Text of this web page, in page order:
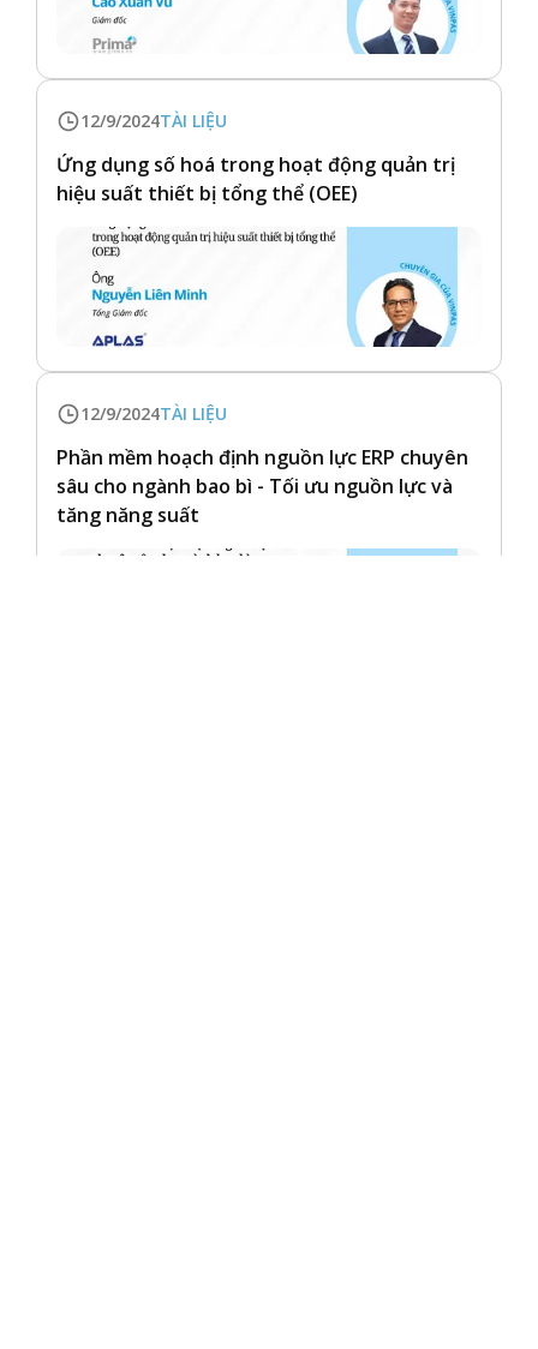
12/9/2024TÀI LIỆU
Ứng dụng số hoá trong hoạt động quản trị
hiệu suất thiết bị tổng thể (OEE)
12/9/2024TÀI LIỆU
Phần mềm hoạch định nguồn lực ERP chuyên
sâu cho ngành bao bì - Tối ưu nguồn lực và
tăng năng suất